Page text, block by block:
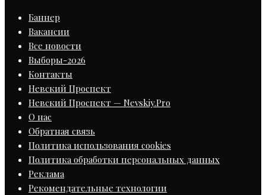
Баннер
Вакансии
Все новости
Выборы-2026
Контакты
Невский Проспект
Невский Проспект — Nevskiy.Pro
О нас
Обратная связь
Политика использования cookies
Политика обработки персональных данных
Реклама
Рекомендательные технологии